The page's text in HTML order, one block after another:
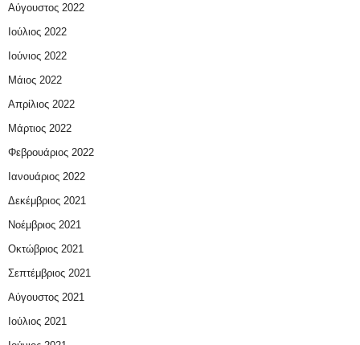
Αύγουστος 2022
Ιούλιος 2022
Ιούνιος 2022
Μάιος 2022
Απρίλιος 2022
Μάρτιος 2022
Φεβρουάριος 2022
Ιανουάριος 2022
Δεκέμβριος 2021
Νοέμβριος 2021
Οκτώβριος 2021
Σεπτέμβριος 2021
Αύγουστος 2021
Ιούλιος 2021